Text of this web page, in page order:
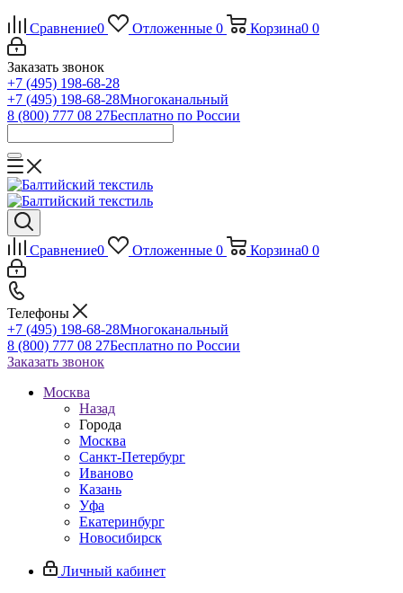
Сравнение0 Отложенные 0 Корзина0 0
Заказать звонок
+7 (495) 198-68-28
+7 (495) 198-68-28Многоканальный
8 (800) 777 08 27Бесплатно по России
Сравнение0 Отложенные 0 Корзина0 0
Телефоны
+7 (495) 198-68-28Многоканальный
8 (800) 777 08 27Бесплатно по России
Заказать звонок
Москва
Назад
Города
Москва
Санкт-Петербург
Иваново
Казань
Уфа
Екатеринбург
Новосибирск
Личный кабинет